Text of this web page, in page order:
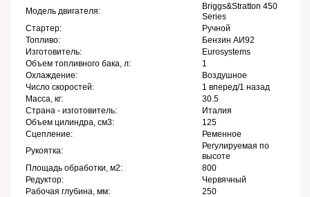
Модель двигателя:
Briggs&Stratton 450
Series
Стартер:
Ручной
Топливо:
Бензин АИ92
Изготовитель:
Eurosystems
Объем топливного бака, л:
1
Охлаждение:
Воздушное
Число скоростей:
1 вперед/1 назад
Масса, кг:
30.5
Страна - изготовитель:
Италия
Объем цилиндра, см3:
125
Сцепление:
Ременное
Рукоятка:
Регулируемая по
высоте
Площадь обработки, м2:
800
Редуктор:
Червячный
Рабочая глубина, мм:
250